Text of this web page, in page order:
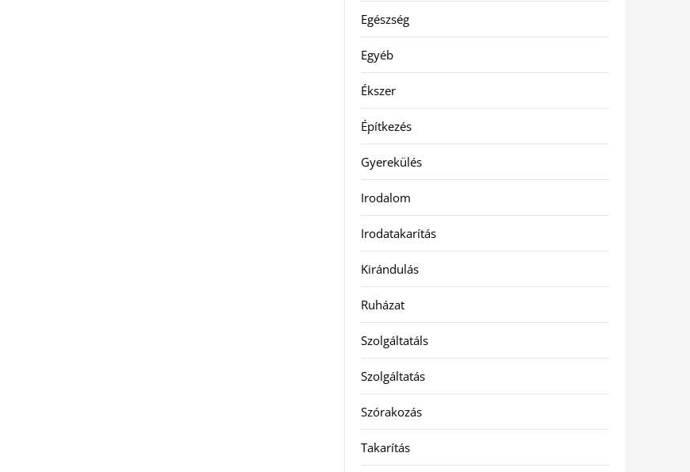
Egészség
Egyéb
Ékszer
Építkezés
Gyerekülés
Irodalom
Irodatakarítás
Kirándulás
Ruházat
Szolgáltatáls
Szolgáltatás
Szórakozás
Takarítás